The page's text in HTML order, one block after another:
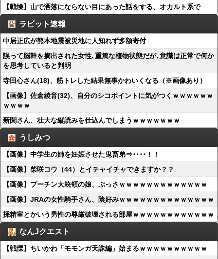
【戦慄】山で洒落にならない目にあった話をする、オカルト系で
ラビット速報
中居正広が熊本地震被災地に人知れず多額寄付
誤って脳幹を摘出された女性､重篤な植物状態だが､意識は正常で何か
を思考していると判明
寺田心さん(18)、筋トレした結果無事かわいくなる（※画像あり）
【画像】佐倉綾音(32)、自分のシコポイントに気がつくｗｗｗｗｗｗ
ｗｗｗｗ
新聞さん、壮大な縦読みを仕込んでしまうｗｗｗｗｗｗｗ
うしみつ
【画像】中学生の姉を妊娠させた鬼畜弟⇒････！！
【画像】柴咲コウ（44）とイチャイチャできますか？？
【画像】プーチン大統領の娘、ぶっさｗｗｗｗｗｗｗｗｗｗｗｗｗ
【画像】JRAの女性騎手さん、陰好みｗｗｗｗｗｗｗｗｗｗｗｗｗｗ
採精室とかいう男性の尊厳破壊される部屋ｗｗｗｗｗｗｗｗｗｗｗｗ
なんJクエスト
【戦慄】ちいかわ「モモンガ天誅編」始まるｗｗｗｗｗｗｗｗｗｗ